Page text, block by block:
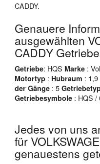
CADDY.
Genauere
ausgewählten
CADDY
Getriebe: HQS Marke :
Motortyp : Hubraum : 1,9
der Gänge : 5
Getriebesymbole : HQS /
Jedes von uns
für
genauestens